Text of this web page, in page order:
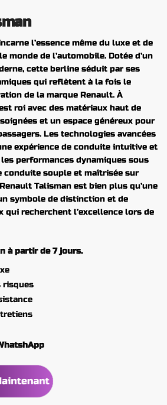
l’essence même du luxe et de
monde de l’automobile. Dotée d’un
cette berline séduit par ses
qui reflètent à la fois le
de la marque Renault. À
roi avec des matériaux haut de
et un espace généreux pour
Les technologies avancées
expérience de conduite intuitive et
performances dynamiques sous
conduite souple et maîtrisée sur
Talisman est bien plus qu’une
symbole de distinction et de
qui recherchent l’excellence lors de
à partir de 7 jours.
risques